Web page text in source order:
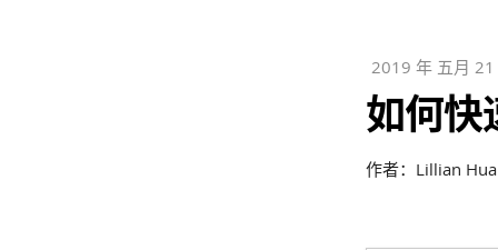
2019 年 五月
如何快
作者：Lillian